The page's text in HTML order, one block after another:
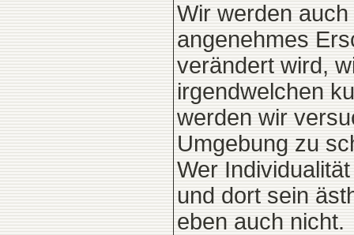
Wir werden
angenehmes
verändert wird,
irgendwelchen
werden wir
Umgebung zu
Wer
und dort sein
eben auch nicht.